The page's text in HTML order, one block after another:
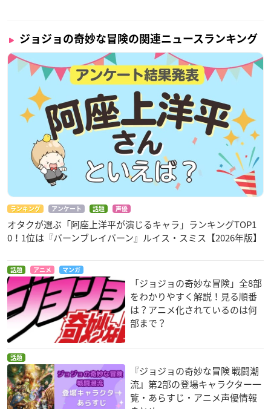
ジョジョの奇妙な冒険の関連ニュースランキング
ランキング アンケート 話題 声優
オタクが選ぶ「阿座上洋平が演じるキャラ」ランキングTOP1
0！1位は『バーンブレイバーン』ルイス・スミス【2026年版】
話題 アニメ マンガ
「ジョジョの奇妙な冒険」全8部
をわかりやすく解説！見る順番
は？アニメ化されているのは何
部まで？
話題
『ジョジョの奇妙な冒険 戦闘潮
流』第2部の登場キャラクター一
覧・あらすじ・アニメ声優情報